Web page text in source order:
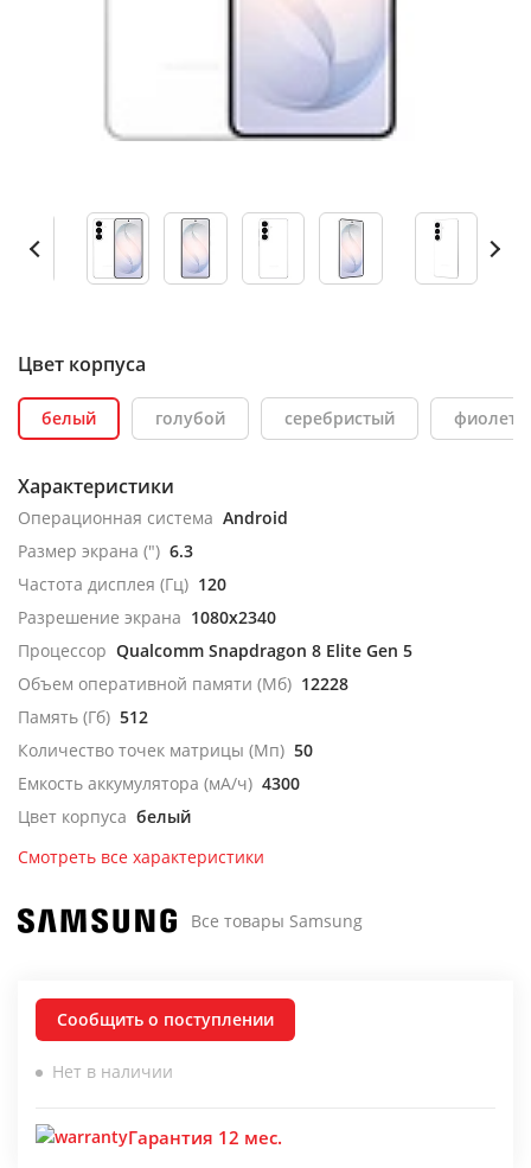
Цвет корпуса
белый голубой серебристый
Характеристики
Операционная система Android
Размер экрана (") 6.3
Частота дисплея (Гц) 120
Разрешение экрана 1080x2340
Процессор Qualcomm Snapdragon 8 Elite Gen 5
Объем оперативной памяти (Мб) 12228
Память (Гб) 512
Количество точек матрицы (Мп) 50
Емкость аккумулятора (мА/ч) 4300
Цвет корпуса белый
Смотреть все характеристики
Все товары Samsung
Сообщить о поступлении
Нет в наличии
Гарантия 12 мес.